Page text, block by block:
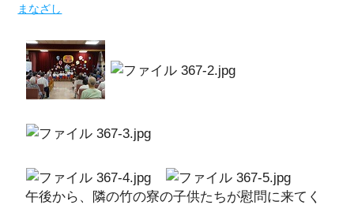
まなざし
午後から、隣の竹の寮の子供たちが慰問に来てく